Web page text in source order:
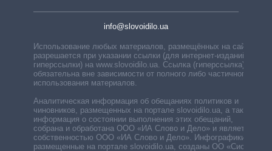
info@slovoidilo.ua
Использование любых материалов, размещённых на сайте,
разрешается при указании ссылки (для интернет-изданий —
гиперссылки) на www.slovoidilo.ua. Ссылка (гиперссылка)
обязательна вне зависимости от полного либо частичного
использования материалов.
Аналитическая информация об обещаниях политиков и
чиновников, размещенных на портале slovoidilo.ua, а также
информация о состоянии выполнения этих обещаний,
собрана и обработана ООО «ИА Слово и Дело» и является
собственностью ООО «ИА Слово и Дело». Инфографики,
размещенные на портале slovoidilo.ua, созданы ОО «Система